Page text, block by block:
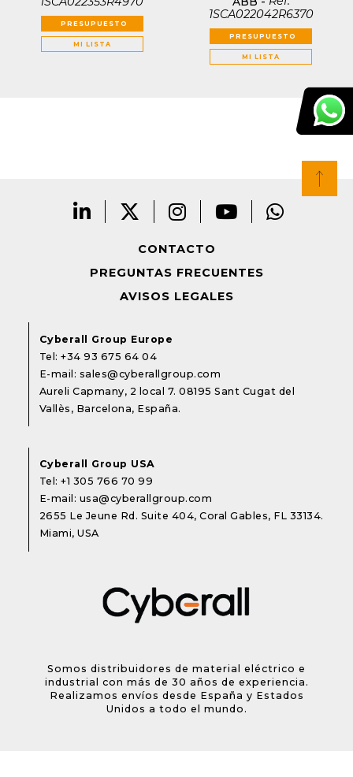
PRESUPUESTO
MI LISTA
1SCA022042R6370
PRESUPUESTO
MI LISTA
CONTACTO
PREGUNTAS FRECUENTES
AVISOS LEGALES
Cyberall Group Europe
Tel:+34 93 675 64 04
E-mail: sales@cyberallgroup.com
Aureli Capmany, 2 local 7. 08195 Sant Cugat del
Vallès, Barcelona, España.
Cyberall Group USA
Tel:+1 305 766 70 99
E-mail: usa@cyberallgroup.com
2655 Le Jeune Rd. Suite 404, Coral Gables, FL 33134.
Miami, USA
Somos distribuidores de material eléctrico e
industrial con más de 30 años de experiencia.
Realizamos envíos desde España y Estados
Unidos a todo el mundo.